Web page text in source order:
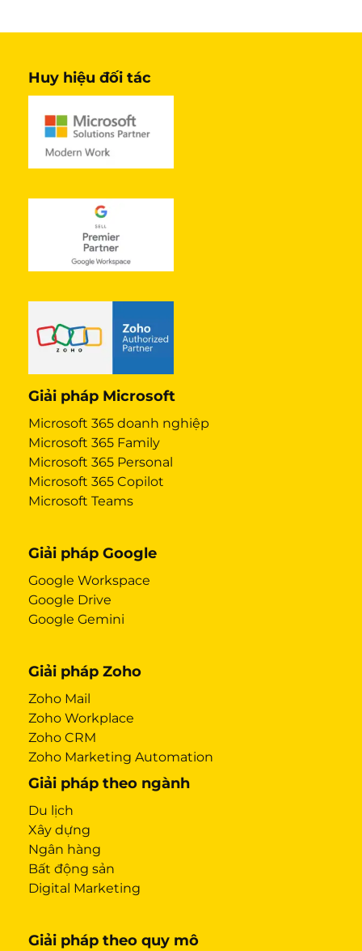
Huy hiệu đối tác
Giải pháp Microsoft
Microsoft 365 doanh nghiệp
Microsoft 365 Family
Microsoft 365 Personal
Microsoft 365 Copilot
Microsoft Teams
Giải pháp Google
Google Workspace
Google Drive
Google Gemini
Giải pháp Zoho
Zoho Mail
Zoho Workplace
Zoho CRM
Zoho Marketing Automation
Giải pháp theo ngành
Du lịch
Xây dựng
Ngân hàng
Bất động sản
Digital Marketing
Giải pháp theo quy mô